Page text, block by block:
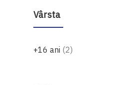
Vârsta
+16 ani 2produse